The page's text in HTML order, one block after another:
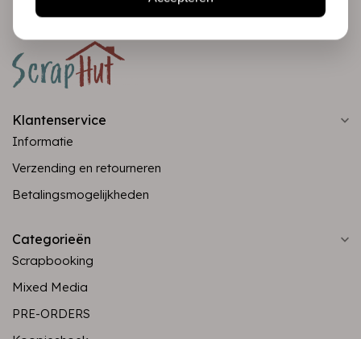
Klantenservice
Informatie
Verzending en retourneren
Betalingsmogelijkheden
Categorieën
Scrapbooking
Mixed Media
PRE-ORDERS